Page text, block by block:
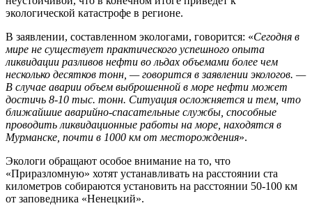
экологической катастрофе в регионе.
В заявлении, составленном экологами, говорится: «Сегодня в
мире не существует практического успешного опыта
ликвидации разливов нефти во льдах объемами более чем
несколько десятков тонн, — говорится в заявлении экологов. —
В случае аварии объем выброшенной в море нефти может
достичь 8-10 тыс. тонн. Ситуация осложняется и тем, что
ближайшие аварийно-спасательные службы, способные
проводить ликвидационные работы на море, находятся в
Мурманске, почти в 1000 км от месторождения».
Экологи обращают особое внимание на то, что
«Приразломную» хотят устанавливать на расстоянии ста
километров собираются установить на расстоянии 50-100 км
от заповедника «Ненецкий».